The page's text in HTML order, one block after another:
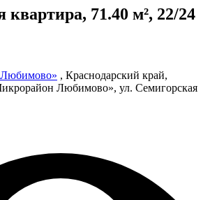
квартира, 71.40 м², 22/24
, Краснодарский край,
Любимово», ул. Семигорская